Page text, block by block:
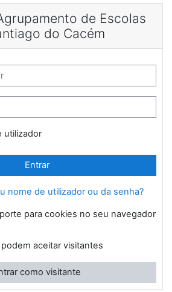
de Escolas
do Cacém
utilizador
Entrar
nome de utilizador ou da senha?
para cookies no seu navegador
aceitar visitantes
como visitante